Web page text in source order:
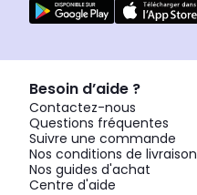
Besoin d’aide ?
Contactez-nous
Questions fréquentes
Suivre une commande
Nos conditions de livraison
Nos guides d'achat
Centre d'aide